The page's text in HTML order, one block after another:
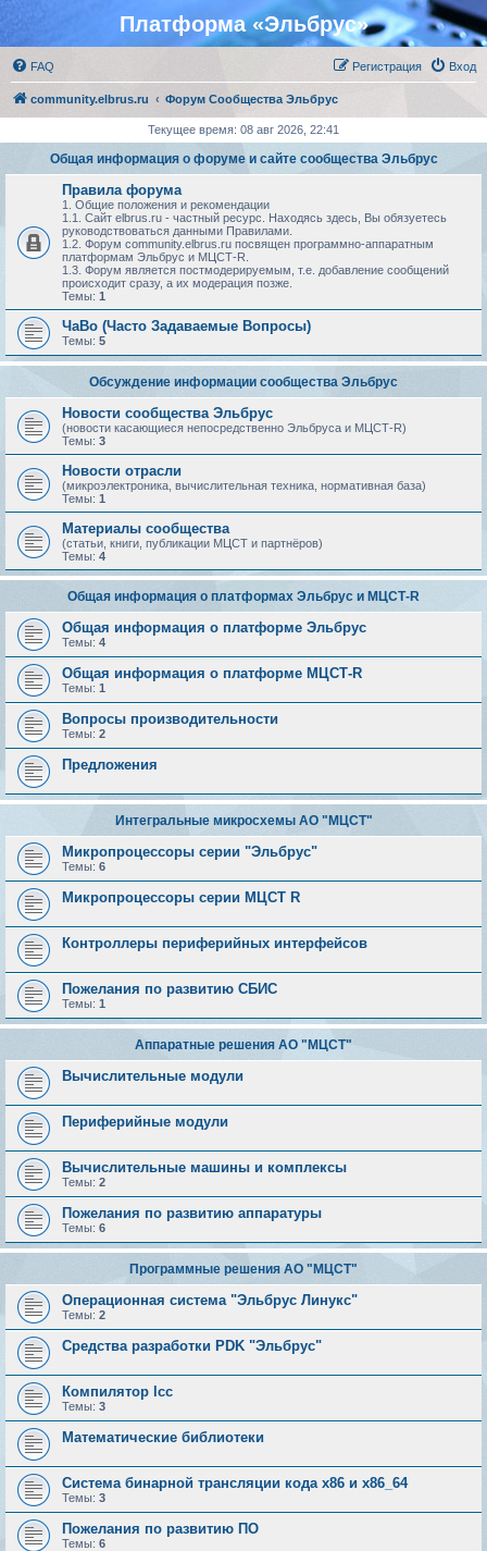
Платформа «Эльбрус»
FAQ Вход
Регистрация
community.elbrus.ru Форум Сообщества Эльбрус
Текущее время: 08 авг 2026, 22:41
Общая информация о форуме и сайте сообщества Эльбрус
Правила форума
1. Общие положения и рекомендации
1.1. Сайт elbrus.ru - частный ресурс. Находясь здесь, Вы обязуетесь
руководствоваться данными Правилами.
1.2. Форум community.elbrus.ru посвящен программно-аппаратным
платформам Эльбрус и МЦСТ-R.
1.3. Форум является постмодерируемым, т.е. добавление сообщений
происходит сразу, а их модерация позже.
Темы: 1
ЧаВо (Часто Задаваемые Вопросы)
Темы: 5
Обсуждение информации сообщества Эльбрус
Новости сообщества Эльбрус
(новости касающиеся непосредственно Эльбруса и МЦСТ-R)
Темы: 3
Новости отрасли
(микроэлектроника, вычислительная техника, нормативная база)
Темы: 1
Материалы сообщества
(статьи, книги, публикации МЦСТ и партнёров)
Темы: 4
Общая информация о платформах Эльбрус и МЦСТ-R
Общая информация о платформе Эльбрус
Темы: 4
Общая информация о платформе МЦСТ-R
Темы: 1
Вопросы производительности
Темы: 2
Предложения
Интегральные микросхемы АО "МЦСТ"
Микропроцессоры серии "Эльбрус"
Темы: 6
Микропроцессоры серии МЦСТ R
Контроллеры периферийных интерфейсов
Пожелания по развитию СБИС
Темы: 1
Аппаратные решения АО "МЦСТ"
Вычислительные модули
Периферийные модули
Вычислительные машины и комплексы
Темы: 2
Пожелания по развитию аппаратуры
Темы: 6
Программные решения АО "МЦСТ"
Операционная система "Эльбрус Линукс"
Темы: 2
Средства разработки PDK "Эльбрус"
Компилятор lcc
Темы: 3
Математические библиотеки
Система бинарной трансляции кода х86 и х86_64
Темы: 3
Пожелания по развитию ПО
Темы: 6